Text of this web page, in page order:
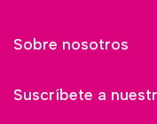
Sobre nosotros
Suscríbete a